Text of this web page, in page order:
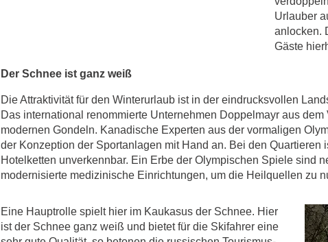
Urlauber
anlocken.
Gäste
Der Schnee ist ganz weiß
Die Attraktivität für den Winterurlaub ist in der eindrucksvollen
Das international renommierte Unternehmen Doppelmayr aus
modernen Gondeln. Kanadische Experten aus der vormaligen
der Konzeption der Sportanlagen mit Hand an. Bei den Quartieren
Hotelketten unverkennbar. Ein Erbe der Olympischen Spiele sind
modernisierte medizinische Einrichtungen, um die Heilquellen zu
Eine Hauptrolle spielt hier im Kaukasus der Schnee. Hier
ist der Schnee ganz weiß und bietet für die Skifahrer eine